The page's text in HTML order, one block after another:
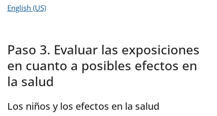
English (US)
Paso 3. Evaluar las exposiciones
en cuanto a posibles efectos en
la salud
Los niños y los efectos en la salud